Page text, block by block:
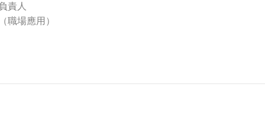
責人
職場應用）